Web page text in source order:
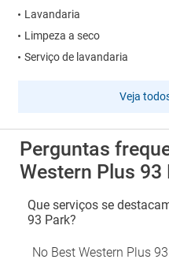
Lavandaria
Limpeza a seco
Serviço de lavandaria
Veja
Perguntas
Western Plus 93
Que serviços se
93 Park?
No Best Western Plus